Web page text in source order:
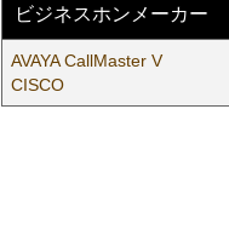
ビジネスホンメーカー
AVAYA CallMaster V
CISCO